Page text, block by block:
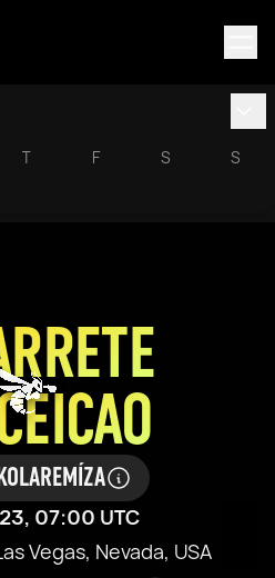
T F S S
REMÍZA
07:00 UTC
Vegas, Nevada, USA